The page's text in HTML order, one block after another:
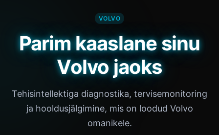
VOLVO
Parim kaaslane sinu
Volvo jaoks
Tehisintellektiga diagnostika, tervisemonitoring
ja hooldusjälgimine, mis on loodud Volvo
omanikele.